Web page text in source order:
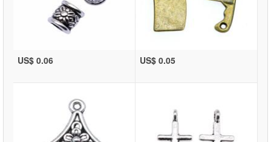
US$ 0.06 US$ 0.05